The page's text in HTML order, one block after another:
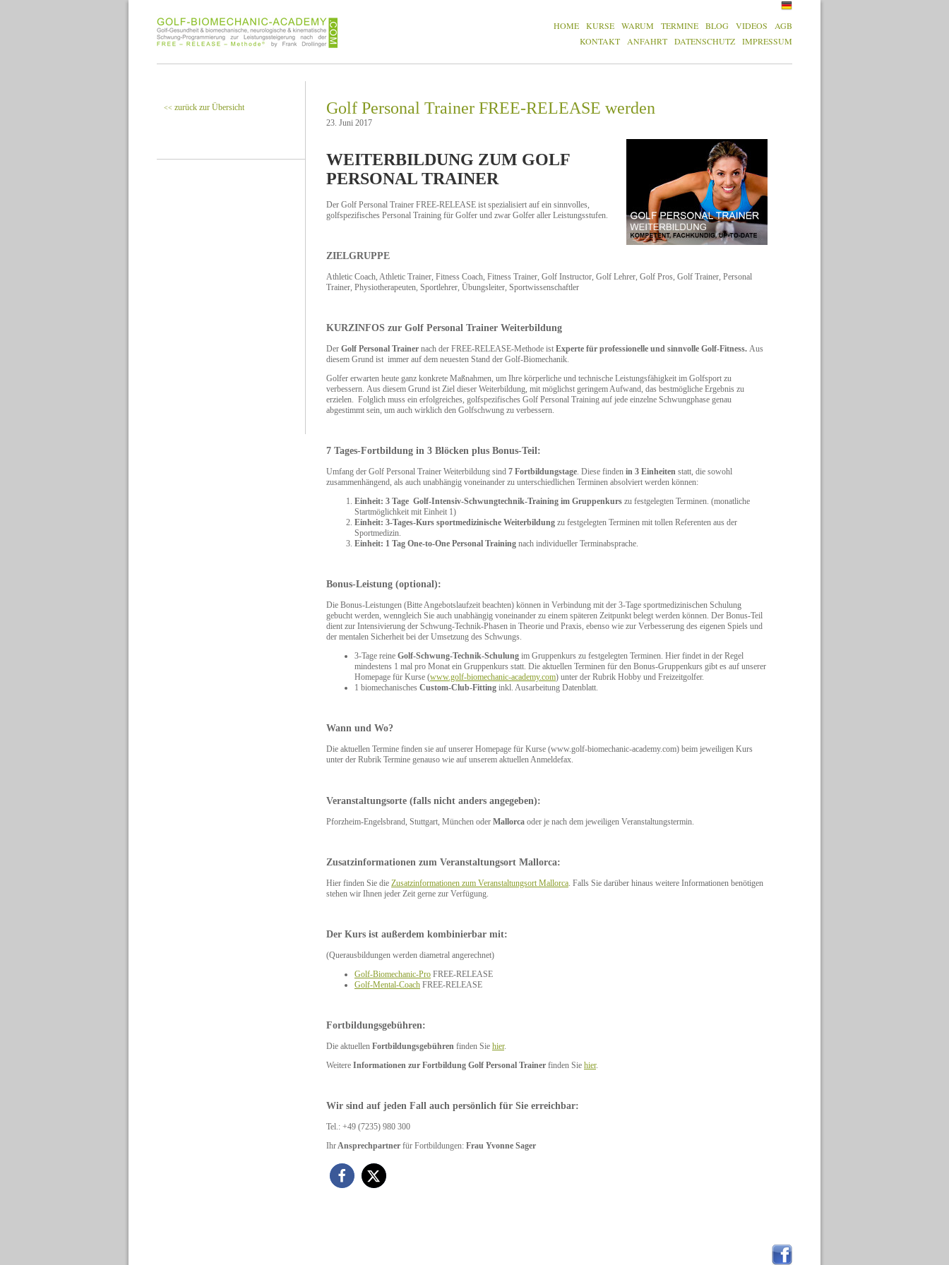
HOME KURSE WARUM TERMINE BLOG VIDEOS
AGB
KONTAKT
ANFAHRT DATENSCHUTZ IMPRESSUM
<< zurück zur Übersicht Golf Personal Trainer FREE-RELEASE werden
23. Juni 2017
WEITERBILDUNG ZUM GOLF
PERSONAL TRAINER
Der Golf Personal Trainer FREE-RELEASE ist spezialisiert auf ein sinnvolles,
golfspezifisches Personal Training für Golfer und zwar Golfer aller Leistungsstufen.
ZIELGRUPPE
Athletic Coach, Athletic Trainer, Fitness Coach, Fitness Trainer, Golf Instructor, Golf Lehrer, Golf Pros, Golf Trainer, Personal
Trainer, Physiotherapeuten, Sportlehrer, Übungsleiter, Sportwissenschaftler
KURZINFOS zur Golf Personal Trainer Weiterbildung
Der Golf Personal Trainer nach der FREE-RELEASE-Methode ist Experte für professionelle und sinnvolle Golf-Fitness. Aus
diesem Grund ist immer auf dem neuesten Stand der Golf-Biomechanik.
Golfer erwarten heute ganz konkrete Maßnahmen, um Ihre körperliche und technische Leistungsfähigkeit im Golfsport zu
verbessern. Aus diesem Grund ist Ziel dieser Weiterbildung, mit möglichst geringem Aufwand, das bestmögliche Ergebnis zu
erzielen. Folglich muss ein erfolgreiches, golfspezifisches Golf Personal Training auf jede einzelne Schwungphase genau
abgestimmt sein, um auch wirklich den Golfschwung zu verbessern.
7 Tages-Fortbildung in 3 Blöcken plus Bonus-Teil:
Umfang der Golf Personal Trainer Weiterbildung sind 7 Fortbildungstage. Diese finden in 3 Einheiten statt, die sowohl
zusammenhängend, als auch unabhängig voneinander zu unterschiedlichen Terminen absolviert werden können:
Einheit: 3 Tage Golf-Intensiv-Schwungtechnik-Training im Gruppenkurs zu festgelegten Terminen. (monatliche
Startmöglichkeit mit Einheit 1)
Einheit: 3-Tages-Kurs sportmedizinische Weiterbildung zu festgelegten Terminen mit tollen Referenten aus der
Sportmedizin.
Einheit: 1 Tag One-to-One Personal Training nach individueller Terminabsprache.
Bonus-Leistung (optional):
Die Bonus-Leistungen (Bitte Angebotslaufzeit beachten) können in Verbindung mit der 3-Tage sportmedizinischen Schulung
gebucht werden, wenngleich Sie auch unabhängig voneinander zu einem späteren Zeitpunkt belegt werden können. Der Bonus-Teil
dient zur Intensivierung der Schwung-Technik-Phasen in Theorie und Praxis, ebenso wie zur Verbesserung des eigenen Spiels und
der mentalen Sicherheit bei der Umsetzung des Schwungs.
3-Tage reine Golf-Schwung-Technik-Schulung im Gruppenkurs zu festgelegten Terminen. Hier findet in der Regel
mindestens 1 mal pro Monat ein Gruppenkurs statt. Die aktuellen Terminen für den Bonus-Gruppenkurs gibt es auf unserer
Homepage für Kurse (www.golf-biomechanic-academy.com) unter der Rubrik Hobby und Freizeitgolfer.
1 biomechanisches Custom-Club-Fitting inkl. Ausarbeitung Datenblatt.
Wann und Wo?
Die aktuellen Termine finden sie auf unserer Homepage für Kurse (www.golf-biomechanic-academy.com) beim jeweiligen Kurs
unter der Rubrik Termine genauso wie auf unserem aktuellen Anmeldefax.
Veranstaltungsorte (falls nicht anders angegeben):
Pforzheim-Engelsbrand, Stuttgart, München oder Mallorca oder je nach dem jeweiligen Veranstaltungstermin.
Zusatzinformationen zum Veranstaltungsort Mallorca:
Hier finden Sie die Zusatzinformationen zum Veranstaltungsort Mallorca . Falls Sie darüber hinaus weitere Informationen benötigen
stehen wir Ihnen jeder Zeit gerne zur Verfügung.
Der Kurs ist außerdem kombinierbar mit:
(Querausbildungen werden diametral angerechnet)
Golf-Biomechanic-Pro FREE-RELEASE
Golf-Mental-Coach FREE-RELEASE
Fortbildungsgebühren:
Die aktuellen Fortbildungsgebühren finden Sie hier.
Weitere Informationen zur Fortbildung Golf Personal Trainer finden Sie hier.
Wir sind auf jeden Fall auch persönlich für Sie erreichbar:
Tel.: +49 (7235) 980 300
Ihr Ansprechpartner für Fortbildungen: Frau Yvonne Sager